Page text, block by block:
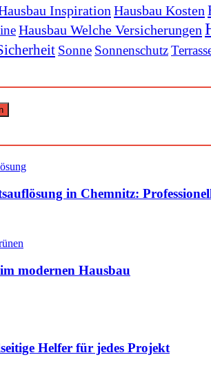
Inspiration Hausbau Kosten
Hausbau Welche Versicherungen
Sonne Sonnenschutz
in Chemnitz:
modernen Hausbau
Helfer für jedes Projekt